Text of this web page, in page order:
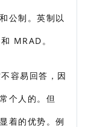
公制。英制以
MRAD。
容易回答，因
个人的。但
着的优势。例